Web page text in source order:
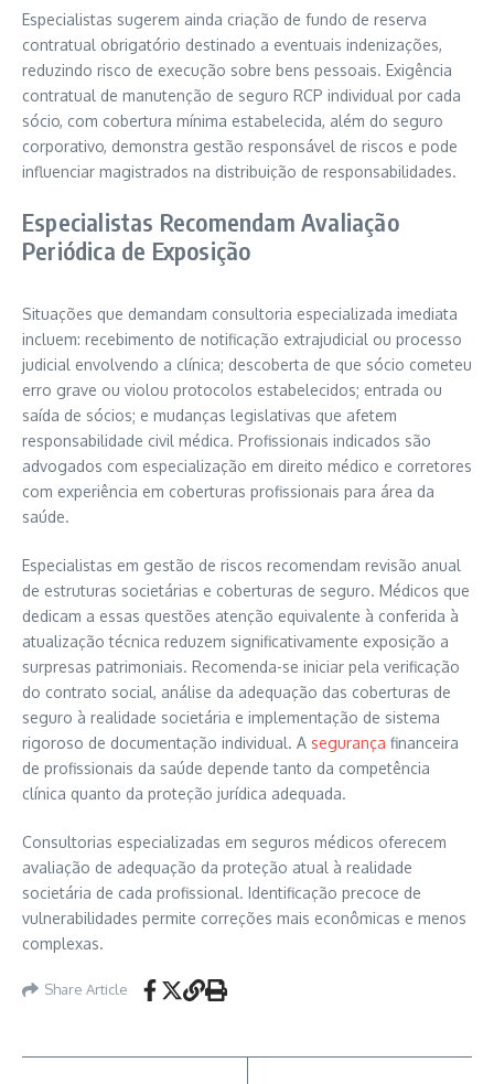
Especialistas sugerem ainda criação de fundo de reserva
contratual obrigatório destinado a eventuais indenizações,
reduzindo risco de execução sobre bens pessoais. Exigência
contratual de manutenção de seguro RCP individual por cada
sócio, com cobertura mínima estabelecida, além do seguro
corporativo, demonstra gestão responsável de riscos e pode
influenciar magistrados na distribuição de responsabilidades.
Especialistas Recomendam Avaliação
Periódica de Exposição
Situações que demandam consultoria especializada imediata
incluem: recebimento de notificação extrajudicial ou processo
judicial envolvendo a clínica; descoberta de que sócio cometeu
erro grave ou violou protocolos estabelecidos; entrada ou
saída de sócios; e mudanças legislativas que afetem
responsabilidade civil médica. Profissionais indicados são
advogados com especialização em direito médico e corretores
com experiência em coberturas profissionais para área da
saúde.
Especialistas em gestão de riscos recomendam revisão anual
de estruturas societárias e coberturas de seguro. Médicos que
dedicam a essas questões atenção equivalente à conferida à
atualização técnica reduzem significativamente exposição a
surpresas patrimoniais. Recomenda-se iniciar pela verificação
do contrato social, análise da adequação das coberturas de
seguro à realidade societária e implementação de sistema
rigoroso de documentação individual. A segurança financeira
de profissionais da saúde depende tanto da competência
clínica quanto da proteção jurídica adequada.
Consultorias especializadas em seguros médicos oferecem
avaliação de adequação da proteção atual à realidade
societária de cada profissional. Identificação precoce de
vulnerabilidades permite correções mais econômicas e menos
complexas.
Share Article